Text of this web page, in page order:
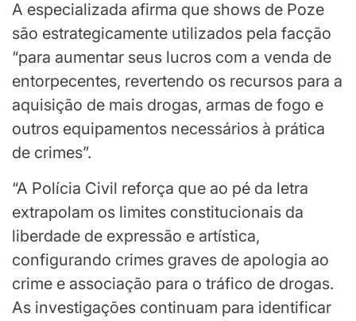
A especializada afirma que shows de Poze
são estrategicamente utilizados pela facção
“para aumentar seus lucros com a venda de
entorpecentes, revertendo os recursos para a
aquisição de mais drogas, armas de fogo e
outros equipamentos necessários à prática
de crimes”.
“A Polícia Civil reforça que ao pé da letra
extrapolam os limites constitucionais da
liberdade de expressão e artística,
configurando crimes graves de apologia ao
crime e associação para o tráfico de drogas.
As investigações continuam para identificar